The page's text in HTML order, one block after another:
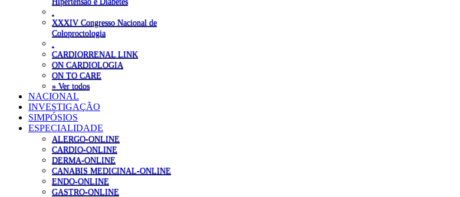
XXXIV Congresso Nacional de
Coloproctologia
CARDIORRENAL LINK
ON CARDIOLOGIA
ON TO CARE
» Ver todos
NACIONAL
INVESTIGAÇÃO
SIMPÓSIOS
ESPECIALIDADE
ALERGO-ONLINE
CARDIO-ONLINE
DERMA-ONLINE
CANABIS MEDICINAL-ONLINE
ENDO-ONLINE
GASTRO-ONLINE